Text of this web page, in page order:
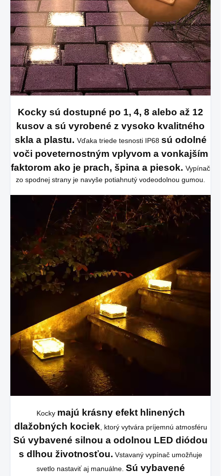
Kocky sú dostupné po 1, 4, 8 alebo až 12
kusov a sú vyrobené z vysoko kvalitného
skla a plastu. Vďaka triede tesnosti IP68 sú odolné
voči poveternostným vplyvom a vonkajším
faktorom ako je prach, špina a piesok. Vypínač
zo spodnej strany je navyše potiahnutý vodeodolnou gumou.
Kocky majú krásny efekt hlinených
dlažobných kociek , ktorý vytvára príjemnú atmosféru
Sú vybavené silnou a odolnou LED diódou
s dlhou životnosťou. Vstavaný vypínač umožňuje
svetlo nastaviť aj manuálne. Sú vybavené